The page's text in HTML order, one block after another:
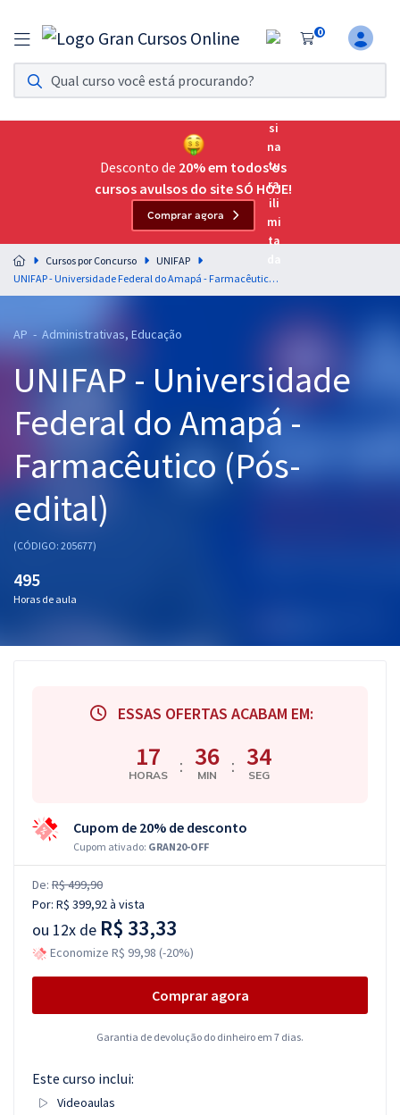
0
Assinatura Ilimitada 11
Acesso a todos os cursos. Teste grátis por 7 dias!
Assinatura OAB Até Passar
Acesso ilimitado a toda preparação para o Exame da
Residências Multiprofissionais
Preparação completa e intensiva para as principais
residências em saúde do Brasil
Cursos 20% OFF
Pós
Graduação
OAB
Questões grátis
Desconto de 20% em todos os
cursos avulsos do site SÓ HOJE!
Comprar agora
Cursos por Concurso
UNIFAP
UNIFAP - Universidade Federal do Amapá - Farmacêutico (Pós-edital)
AP - Administrativas, Educação
UNIFAP - Universidade
Federal do Amapá -
Farmacêutico (Pós-
edital)
(CÓDIGO: 205677)
495
Horas de aula
ESSAS OFERTAS ACABAM EM:
17
HORAS : 36
MIN : 33
SEG
Cupom de 20% de desconto
Cupom ativado: GRAN20-OFF
De: R$ 499,90
Por: R$ 399,92à vista
ou 12x de R$ 33,33
Economize R$ 99,98 (-20%)
Comprar agora
Garantia de devolução do dinheiro em 7 dias.
Este curso inclui:
Videoaulas